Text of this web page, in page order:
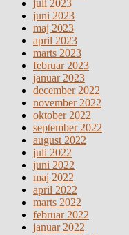
juli 2023
juni 2023
maj 2023
april 2023
marts 2023
februar 2023
januar 2023
december 2022
november 2022
oktober 2022
september 2022
august 2022
juli 2022
juni 2022
maj 2022
april 2022
marts 2022
februar 2022
januar 2022